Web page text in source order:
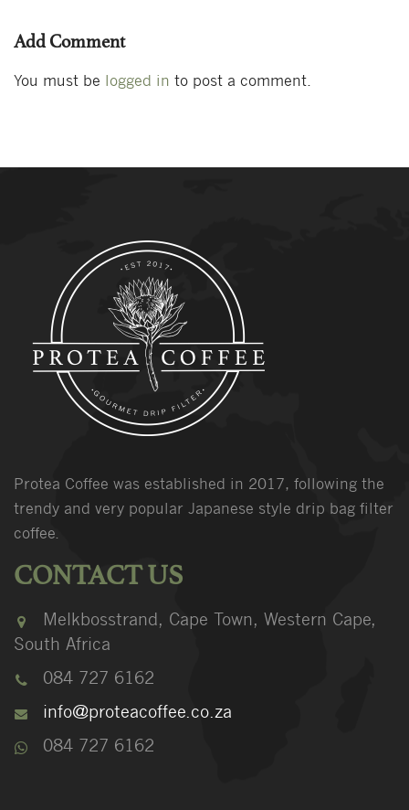
Add Comment
You must be logged in to post a comment.
Protea Coffee was established in 2017, following the
trendy and very popular Japanese style drip bag filter
coffee.
CONTACT US
Melkbosstrand, Cape Town, Western Cape,
South Africa
084 727 6162
info@proteacoffee.co.za
084 727 6162